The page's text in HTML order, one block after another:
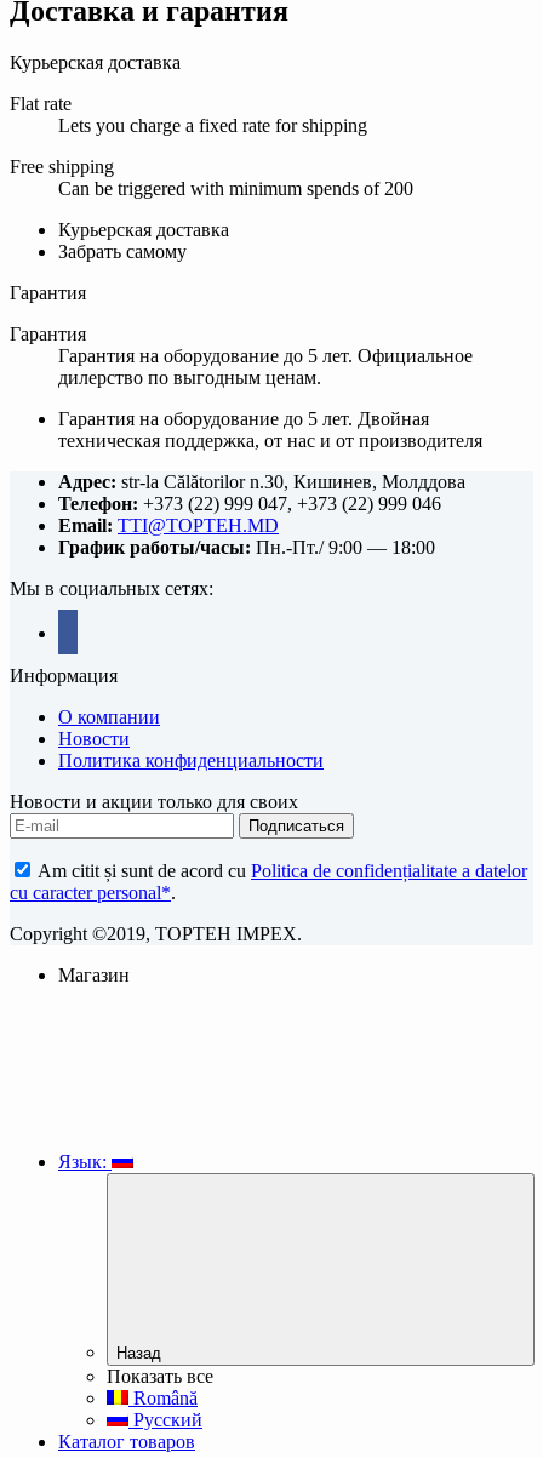
Доставка и гарантия
Курьерская доставка
Flat rate
Lets you charge a fixed rate for shipping
Free shipping
Can be triggered with minimum spends of 200
Курьерская доставка
Забрать самому
Гарантия
Гарантия
Гарантия на оборудование до 5 лет. Официальное
дилерство по выгодным ценам.
Гарантия на оборудование до 5 лет. Двойная
техническая поддержка, от нас и от производителя
Адрес: str-la Călătorilor n.30, Кишинев, Молддова
Телефон: +373 (22) 999 047, +373 (22) 999 046
Email: TTI@TOPTEH.MD
График работы/часы: Пн.-Пт./ 9:00 — 18:00
Мы в социальных сетях:
Информация
О компании
Новости
Политика конфиденциальности
Новости и акции только для своих
Am citit și sunt de acord cu Politica de confidențialitate a datelor
cu caracter personal*.
Copyright ©2019, TOPTEH IMPEX.
Магазин
Язык:
Назад
Показать все
Română
Русский
Каталог товаров